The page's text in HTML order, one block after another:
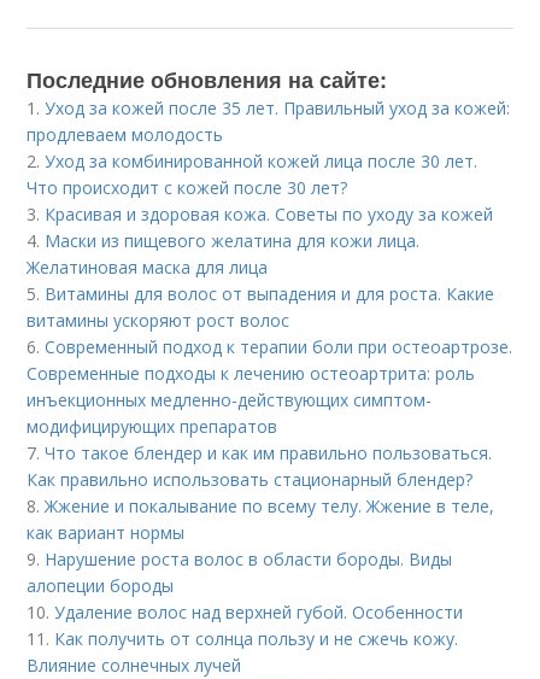
Последние обновления на сайте:
1.Уход за кожей после 35 лет. Правильный уход за кожей:
продлеваем молодость
2.Уход за комбинированной кожей лица после 30 лет.
Что происходит с кожей после 30 лет?
3. Красивая и здоровая кожа. Советы по уходу за кожей
4. Маски из пищевого желатина для кожи лица.
Желатиновая маска для лица
5. Витамины для волос от выпадения и для роста. Какие
витамины ускоряют рост волос
6.Современный подход к терапии боли при остеоартрозе.
Современные подходы к лечению остеоартрита: роль
инъекционных медленно-действующих симптом-
модифицирующих препаратов
7.Что такое блендер и как им правильно пользоваться.
Как правильно использовать стационарный блендер?
8.Жжение и покалывание по всему телу. Жжение в теле,
как вариант нормы
9. Нарушение роста волос в области бороды. Виды
алопеции бороды
10.Удаление волос над верхней губой. Особенности
11. Как получить от солнца пользу и не сжечь кожу.
Влияние солнечных лучей